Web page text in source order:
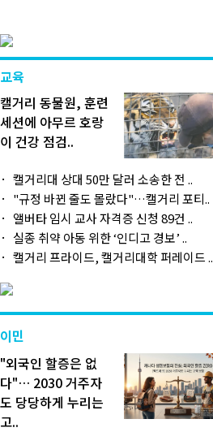
교육
캘거리 동물원, 훈련
세션에 아무르 호랑
이 건강 점검..
캘거리대 상대 50만 달러 소송한 전 ..
"규정 바뀐 줄도 몰랐다"…캘거리 포티..
앨버타 임시 교사 자격증 신청 89건 ..
실종 취약 아동 위한 ‘인디고 경보’ ..
캘거리 프라이드, 캘거리대학 퍼레이드 ..
이민
"외국인 할증은 없
다"… 2030 거주자
도 당당하게 누리는
고..